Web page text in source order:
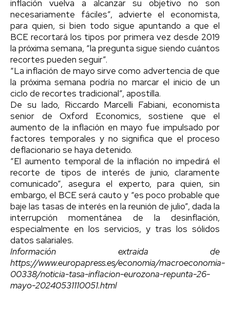
inflación vuelva a alcanzar su objetivo no son
necesariamente fáciles”, advierte el economista,
para quien, si bien todo sigue apuntando a que el
BCE recortará los tipos por primera vez desde 2019
la próxima semana, “la pregunta sigue siendo cuántos
recortes pueden seguir”.
“La inflación de mayo sirve como advertencia de que
la próxima semana podría no marcar el inicio de un
ciclo de recortes tradicional”, apostilla.
De su lado, Riccardo Marcelli Fabiani, economista
senior de Oxford Economics, sostiene que el
aumento de la inflación en mayo fue impulsado por
factores temporales y no significa que el proceso
deflacionario se haya detenido.
“El aumento temporal de la inflación no impedirá el
recorte de tipos de interés de junio, claramente
comunicado”, asegura el experto, para quien, sin
embargo, el BCE será cauto y “es poco probable que
baje las tasas de interés en la reunión de julio”, dada la
interrupción momentánea de la desinflación,
especialmente en los servicios, y tras los sólidos
datos salariales.
Información extraida de
https://www.europapress.es/economia/macroeconomia-
00338/noticia-tasa-inflacion-eurozona-repunta-26-
mayo-20240531110051.html